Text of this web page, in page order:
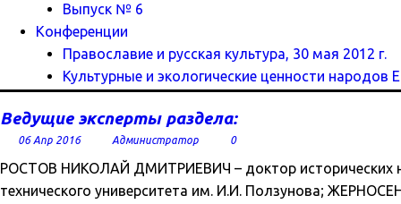
Выпуск № 6
Конференции
Православие и русская культура, 30 мая 2012 г.
Культурные и экологические ценности народов
Ведущие эксперты раздела:
06 Апр 2016 Администратор 0
РОСТОВ НИКОЛАЙ ДМИТРИЕВИЧ – доктор исторических
технического университета им. И.И. Ползунова;